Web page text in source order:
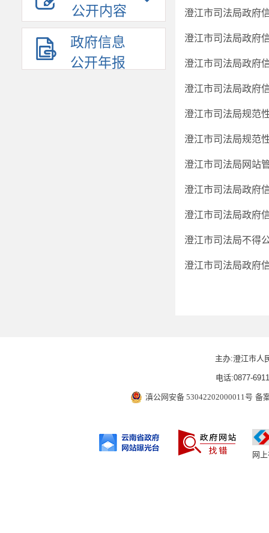
公开内容
政府信息
公开年报
澄江市司法局政府
澄江市司法局政府
澄江市司法局政府
澄江市司法局政府
澄江市司法局规范
澄江市司法局规范
澄江市司法局网站
澄江市司法局政府
澄江市司法局政府
澄江市司法局不得
澄江市司法局政府
主办:澄江市人
电话:0877-
滇公网安备 53042202000011号 备
网